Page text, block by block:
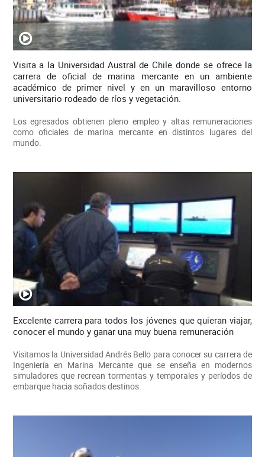
Visita a la Universidad Austral de Chile donde se ofrece la
carrera de oficial de marina mercante en un ambiente
académico de primer nivel y en un maravilloso entorno
universitario rodeado de ríos y vegetación.
Los egresados obtienen pleno empleo y altas remuneraciones
como oficiales de marina mercante en distintos lugares del
mundo.
Excelente carrera para todos los jóvenes que quieran viajar,
conocer el mundo y ganar una muy buena remuneración
Visitamos la Universidad Andrés Bello para conocer su carrera de
Ingeniería en Marina Mercante que se enseña en modernos
simuladores que recrean tormentas y temporales y períodos de
embarque hacia soñados destinos.